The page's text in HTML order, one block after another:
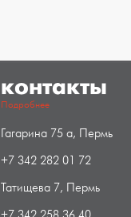
контакты
Подробнее
Гагарина 75 а, Пермь
+7 342 282 01 72
Татищева 7, Пермь